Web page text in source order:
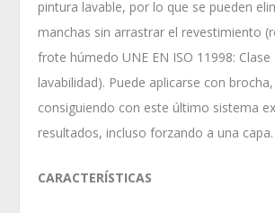
pintura lavable, por lo que se pueden
manchas sin arrastrar el revestimiento
frote húmedo UNE EN ISO 11998: Clase
lavabilidad). Puede aplicarse con
consiguiendo con este último sistema
resultados, incluso forzando a una capa.
CARACTERÍSTICAS